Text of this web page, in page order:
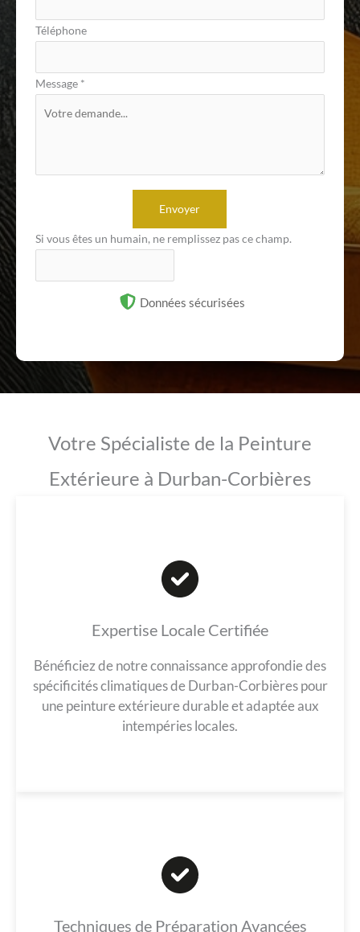
Téléphone
Message *
Envoyer
Si vous êtes un humain, ne remplissez pas ce champ.
Données sécurisées
Votre Spécialiste de la Peinture
Extérieure à Durban-Corbières
Expertise Locale Certifiée
Bénéficiez de notre connaissance approfondie des
spécificités climatiques de Durban-Corbières pour
une peinture extérieure durable et adaptée aux
intempéries locales.
Techniques de Préparation Avancées